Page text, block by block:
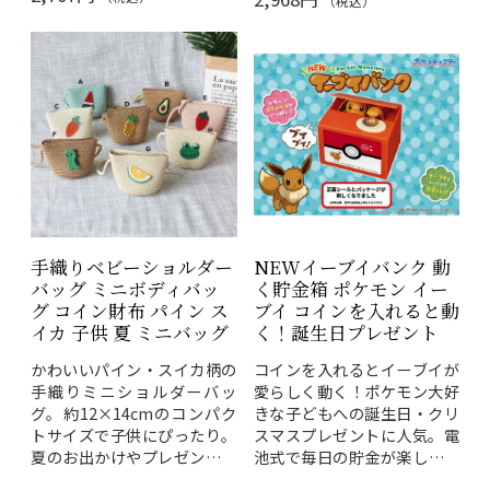
のシール付属で、組み立て後
もインテリアとして飾れま
す。
内容：ブロックパーツ
128個・シール1枚・組
立説明書1冊
パッケージサイズ：約
W200×H150×D45mm
素材：ABS・PC（ブロ
ック）、紙・PP（シー
ル）
対象年齢：6歳以上
男の子・女の子への誕生日プ
レゼントや知育玩具として最
適。送料無料でお届けしま
す。
素材：ABS樹脂
電源：単3アルカリ乾電
池×2本（別売）
対象年齢：6歳以上
開店祝い・新居祝い・誕生日
など縁起物ギフトに最適。外
国人へのお土産としても人
す。
手織りベビーショルダー
バッグ ミニボディバッ
グ コイン財布 パイン ス
イカ 子供 夏 ミニバッグ
かわいいパイン・スイカ柄の
手織りミニショルダーバッ
グ。約12×14cmのコンパク
トサイズで子供にぴったり。
夏のお出かけやプレゼントの
NEWイーブイバンク 動
く貯金箱 ポケモン イー
ブイ コインを入れると動
く！誕生日プレゼント
コインを入れるとイーブイが
愛らしく動く！ポケモン大好
きな子どもへの誕生日・クリ
スマスプレゼントに人気。電
池式で毎日の貯金が楽しくな